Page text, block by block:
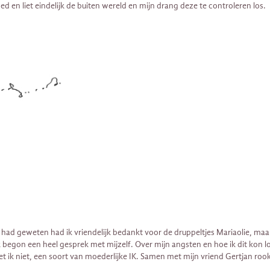
en liet eindelijk de buiten wereld en mijn drang deze te controleren los.
geweten had ik vriendelijk bedankt voor de druppeltjes Mariaolie,
een heel gesprek met mijzelf. Over mijn angsten en hoe ik dit
ik niet, een soort van moederlijke IK. Samen met mijn vriend Gertjan